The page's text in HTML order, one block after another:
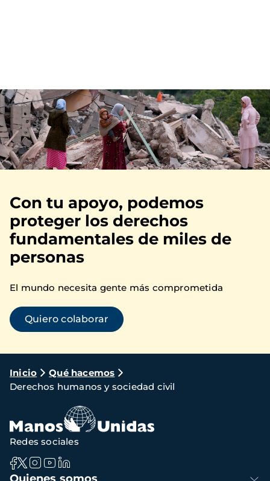
Imagen
Con tu apoyo, podemos
proteger los derechos
fundamentales de miles de
personas
El mundo necesita gente más comprometida
Quiero colaborar
Ruta
de
navegación
Inicio
Qué hacemos
Derechos humanos y sociedad civil
Navegación
Redes sociales